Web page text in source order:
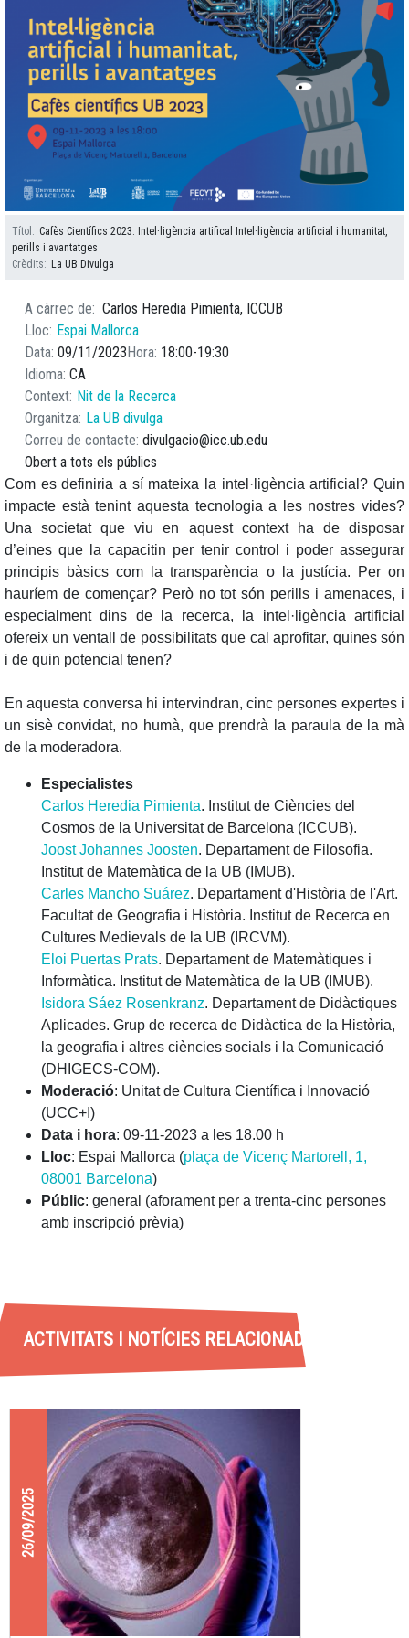
Títol
Cafès Científics 2023: Intel·ligència artifical Intel·ligència artificial i humanitat,
perills i avantatges
Crèdits
La UB Divulga
A càrrec de
Carlos Heredia Pimienta, ICCUB
Lloc
Espai Mallorca
Data 09/11/2023 Hora 18:00 19:30
Idioma CA
Context Nit de la Recerca
Organitza La UB divulga
Correu de contacte divulgacio@icc.ub.edu
Obert a tots els públics
Com es definiria a sí mateixa la intel·ligència artificial? Quin
impacte està tenint aquesta tecnologia a les nostres vides?
Una societat que viu en aquest context ha de disposar
d’eines que la capacitin per tenir control i poder assegurar
principis bàsics com la transparència o la justícia. Per on
hauríem de començar? Però no tot són perills i amenaces, i
especialment dins de la recerca, la intel·ligència artificial
ofereix un ventall de possibilitats que cal aprofitar, quines són
i de quin potencial tenen?
En aquesta conversa hi intervindran, cinc persones expertes i
un sisè convidat, no humà, que prendrà la paraula de la mà
de la moderadora.
Especialistes
Carlos Heredia Pimienta. Institut de Ciències del
Cosmos de la Universitat de Barcelona (ICCUB).
Joost Johannes Joosten. Departament de Filosofia.
Institut de Matemàtica de la UB (IMUB).
Carles Mancho Suárez. Departament d'Història de l'Art.
Facultat de Geografia i Història. Institut de Recerca en
Cultures Medievals de la UB (IRCVM).
Eloi Puertas Prats. Departament de Matemàtiques i
Informàtica. Institut de Matemàtica de la UB (IMUB).
Isidora Sáez Rosenkranz. Departament de Didàctiques
Aplicades. Grup de recerca de Didàctica de la Història,
la geografia i altres ciències socials i la Comunicació
(DHIGECS-COM).
Moderació: Unitat de Cultura Científica i Innovació
(UCC+I)
Data i hora: 09-11-2023 a les 18.00 h
Lloc: Espai Mallorca (plaça de Vicenç Martorell, 1,
08001 Barcelona)
Públic: general (aforament per a trenta-cinc persones
amb inscripció prèvia)
ACTIVITATS I NOTÍCIES RELACIONADES
26/09/2025